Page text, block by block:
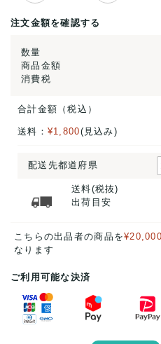
注文金額を確認する
数量
商品金額
消費税
合計金額（税込）
送料： ¥1,800(見込み)
配送先都道府県
送料(税抜)
出荷目安
こちらの出品者の商品を
なります
ご利用可能な決済